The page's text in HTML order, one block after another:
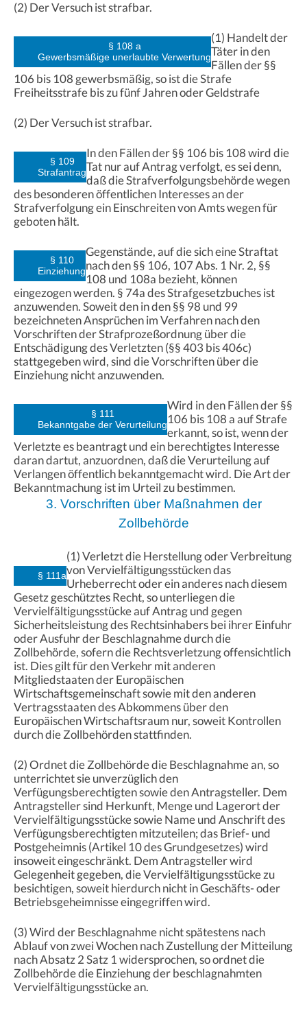
(2) Der Versuch ist strafbar.
§ 108 a
Gewerbsmäßige unerlaubte Verwertung
(1) Handelt der
Täter in den
Fällen der §§
106 bis 108 gewerbsmäßig, so ist die Strafe
Freiheitsstrafe bis zu fünf Jahren oder Geldstrafe
(2) Der Versuch ist strafbar.
§ 109
Strafantrag
In den Fällen der §§ 106 bis 108 wird die
Tat nur auf Antrag verfolgt, es sei denn,
daß die Strafverfolgungsbehörde wegen
des besonderen öffentlichen Interesses an der
Strafverfolgung ein Einschreiten von Amts wegen für
geboten hält.
§ 110
Einziehung
Gegenstände, auf die sich eine Straftat
nach den §§ 106, 107 Abs. 1 Nr. 2, §§
108 und 108a bezieht, können
eingezogen werden. § 74a des Strafgesetzbuches ist
anzuwenden. Soweit den in den §§ 98 und 99
bezeichneten Ansprüchen im Verfahren nach den
Vorschriften der Strafprozeßordnung über die
Entschädigung des Verletzten (§§ 403 bis 406c)
stattgegeben wird, sind die Vorschriften über die
Einziehung nicht anzuwenden.
§ 111
Bekanntgabe der Verurteilung
Wird in den Fällen der §§
106 bis 108 a auf Strafe
erkannt, so ist, wenn der
Verletzte es beantragt und ein berechtigtes Interesse
daran dartut, anzuordnen, daß die Verurteilung auf
Verlangen öffentlich bekanntgemacht wird. Die Art der
Bekanntmachung ist im Urteil zu bestimmen.
3. Vorschriften über Maßnahmen der
Zollbehörde
§ 111a
(1) Verletzt die Herstellung oder Verbreitung
von Vervielfältigungsstücken das
Urheberrecht oder ein anderes nach diesem
Gesetz geschütztes Recht, so unterliegen die
Vervielfältigungsstücke auf Antrag und gegen
Sicherheitsleistung des Rechtsinhabers bei ihrer Einfuhr
oder Ausfuhr der Beschlagnahme durch die
Zollbehörde, sofern die Rechtsverletzung offensichtlich
ist. Dies gilt für den Verkehr mit anderen
Mitgliedstaaten der Europäischen
Wirtschaftsgemeinschaft sowie mit den anderen
Vertragsstaaten des Abkommens über den
Europäischen Wirtschaftsraum nur, soweit Kontrollen
durch die Zollbehörden stattfinden.
(2) Ordnet die Zollbehörde die Beschlagnahme an, so
unterrichtet sie unverzüglich den
Verfügungsberechtigten sowie den Antragsteller. Dem
Antragsteller sind Herkunft, Menge und Lagerort der
Vervielfältigungsstücke sowie Name und Anschrift des
Verfügungsberechtigten mitzuteilen; das Brief- und
Postgeheimnis (Artikel 10 des Grundgesetzes) wird
insoweit eingeschränkt. Dem Antragsteller wird
Gelegenheit gegeben, die Vervielfältigungsstücke zu
besichtigen, soweit hierdurch nicht in Geschäfts- oder
Betriebsgeheimnisse eingegriffen wird.
(3) Wird der Beschlagnahme nicht spätestens nach
Ablauf von zwei Wochen nach Zustellung der Mitteilung
nach Absatz 2 Satz 1 widersprochen, so ordnet die
Zollbehörde die Einziehung der beschlagnahmten
Vervielfältigungsstücke an.